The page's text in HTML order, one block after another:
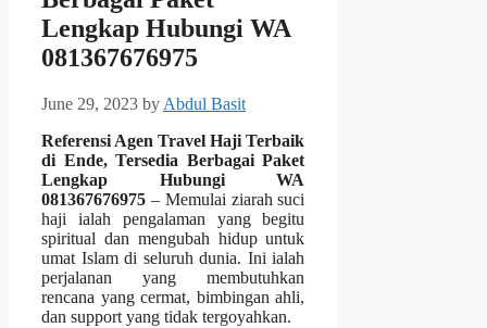
Lengkap Hubungi WA
081367676975
June 29, 2023 by Abdul Basit
Referensi Agen Travel Haji Terbaik
di Ende, Tersedia Berbagai Paket
Lengkap Hubungi WA
081367676975 – Memulai ziarah suci
haji ialah pengalaman yang begitu
spiritual dan mengubah hidup untuk
umat Islam di seluruh dunia. Ini ialah
perjalanan yang membutuhkan
rencana yang cermat, bimbingan ahli,
dan support yang tidak tergoyahkan.